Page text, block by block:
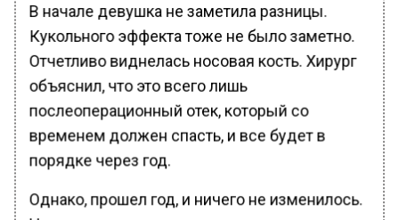
В начале девушка не заметила разницы.
Кукольного эффекта тоже не было заметно.
Отчетливо виднелась носовая кость. Хирург
объяснил, что это всего лишь
послеоперационный отек, который со
временем должен спасть, и все будет в
порядке через год.
Однако, прошел год, и ничего не изменилось.